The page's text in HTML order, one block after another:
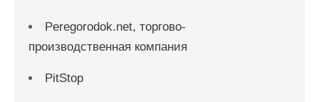
Peregorodok.net, торгово-
производственная компания
PitStop